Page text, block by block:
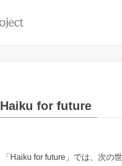
Haiku for future
「Haiku for future」では、次の